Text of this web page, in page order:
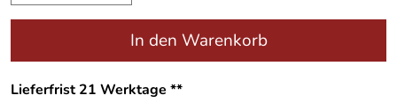
In den Warenkorb
Lieferfrist 21 Werktage **